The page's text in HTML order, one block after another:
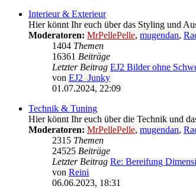
Interieur & Exterieur
Hier könnt Ihr euch über das Styling und
Moderatoren: MrPellePelle, mugendan,
1404 Themen
16361 Beiträge
Letzter Beitrag EJ2 Bilder ohne
von EJ2_Junky
Neuester
01.07.2024, 22:09
Technik & Tuning
Hier könnt Ihr euch über die Technik und
Moderatoren: MrPellePelle, mugendan,
2315 Themen
24525 Beiträge
Letzter Beitrag Re: Bereifung
von Reini
Neuester
06.06.2023, 18:31